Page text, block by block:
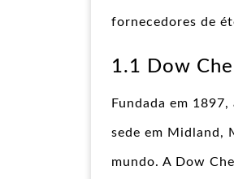
fornecedores de
1.1 Dow
Fundada em
sede em Midland,
mundo. A Dow